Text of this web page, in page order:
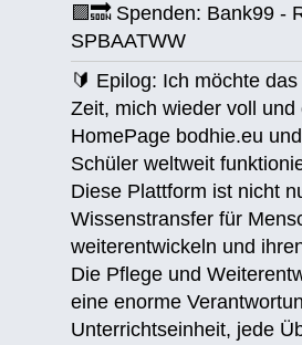
🟪🔜 Spenden: Bank99 -
SPBAATWW
🔰 Epilog: Ich möchte
Zeit, mich wieder voll
HomePage bodhie.eu
Schüler weltweit
Diese Plattform ist nicht
Wissenstransfer für
weiterentwickeln und
Die Pflege und
eine enorme
Unterrichtseinheit, jede